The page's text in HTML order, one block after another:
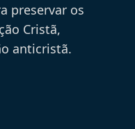
preservar os
Cristã,
anticristã.